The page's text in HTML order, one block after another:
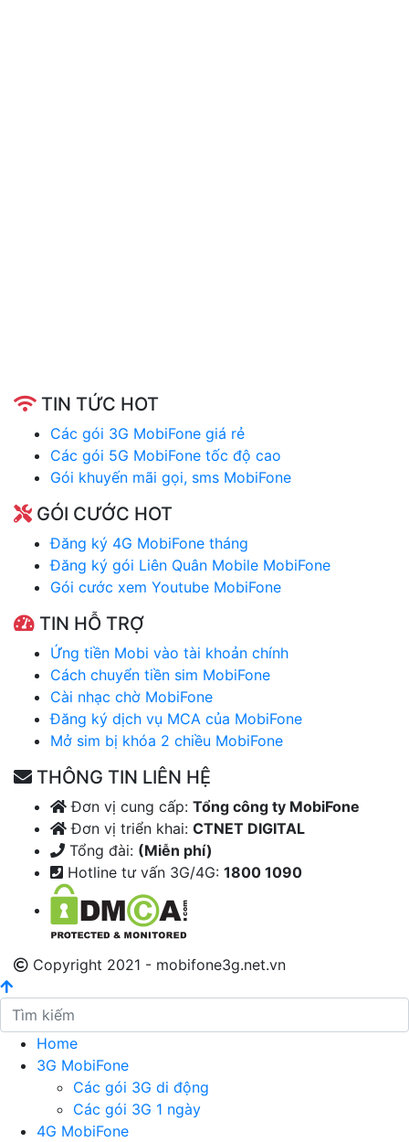
TIN TỨC HOT
Các gói 3G MobiFone giá rẻ
Các gói 5G MobiFone tốc độ cao
Gói khuyến mãi gọi, sms MobiFone
GÓI CƯỚC HOT
Đăng ký 4G MobiFone tháng
Đăng ký gói Liên Quân Mobile MobiFone
Gói cước xem Youtube MobiFone
TIN HỖ TRỢ
Ứng tiền Mobi vào tài khoản chính
Cách chuyển tiền sim MobiFone
Cài nhạc chờ MobiFone
Đăng ký dịch vụ MCA của MobiFone
Mở sim bị khóa 2 chiều MobiFone
THÔNG TIN LIÊN HỆ
Đơn vị cung cấp: Tổng công ty MobiFone
Đơn vị triển khai: CTNET DIGITAL
Tổng đài: (Miễn phí)
Hotline tư vấn 3G/4G: 1800 1090
Copyright 2021 - mobifone3g.net.vn
Home
3G MobiFone
Các gói 3G di động
Các gói 3G 1 ngày
4G MobiFone